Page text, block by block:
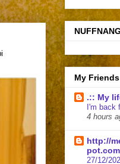
NUFFNANG
My Friends
.:: My
I'm back
4 hours
http://
pot.com
27/12/